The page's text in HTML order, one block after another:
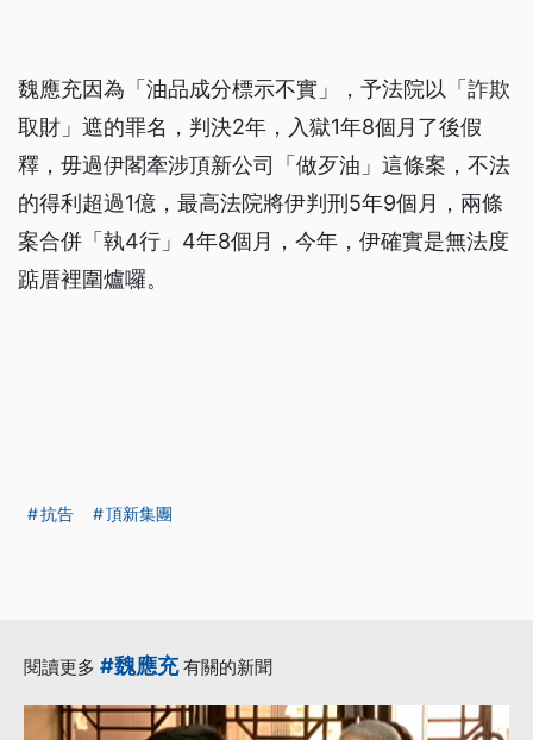
魏應充因為「油品成分標示不實」，予法院以「詐欺
取財」遮的罪名，判決2年，入獄1年8個月了後假
釋，毋過伊閣牽涉頂新公司「做歹油」這條案，不法
的得利超過1億，最高法院將伊判刑5年9個月，兩條
案合併「執4行」4年8個月，今年，伊確實是無法度
踮厝裡圍爐囉。
抗告 頂新集團
閱讀更多 #魏應充有關的新聞